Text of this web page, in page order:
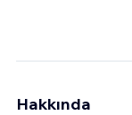
Hakkında